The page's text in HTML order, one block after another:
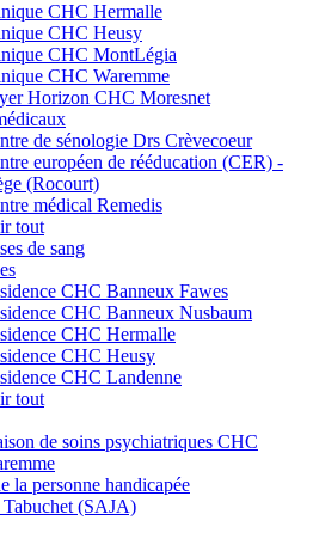
CHC Hermalle
CHC Heusy
CHC MontLégia
CHC Waremme
Horizon CHC Moresnet
de sénologie Drs Crèvecoeur
européen de rééducation (CER) -
(Rocourt)
médical Remedis
tout
de sang
CHC Banneux Fawes
CHC Banneux Nusbaum
CHC Hermalle
CHC Heusy
CHC Landenne
tout
de soins psychiatriques CHC
la personne handicapée
(SAJA)